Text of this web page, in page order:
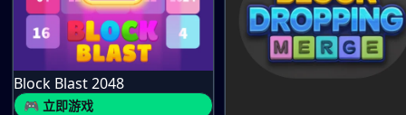
Block Blast 2048
🎮 立即游戏